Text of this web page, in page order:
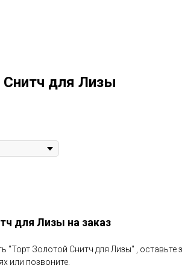
Снитч для Лизы
для Лизы на заказ
"Торт Золотой Снитч для Лизы" , оставьте
или позвоните.